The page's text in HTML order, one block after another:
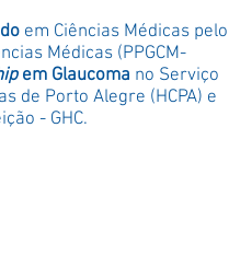
em Ciências Médicas pelo
Médicas (PPGCM-
em Glaucoma no Serviço
de Porto Alegre (HCPA) e
- GHC.